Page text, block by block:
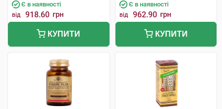
Є в наявності
від 918.60 грн
КУПИТИ
Є в наявності
від 962.90 грн
КУПИТИ